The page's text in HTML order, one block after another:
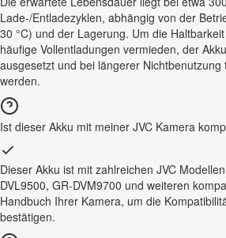
Lade-/Entladezyklen, abhängig von der
30 °C) und der Lagerung. Um die
häufige Vollentladungen vermieden, der
ausgesetzt und bei längerer
werden.
Ist dieser Akku mit meiner JVC Kamera
Dieser Akku ist mit zahlreichen JVC
DVL9500, GR-DVM9700 und weiteren
Handbuch Ihrer Kamera, um die
bestätigen.